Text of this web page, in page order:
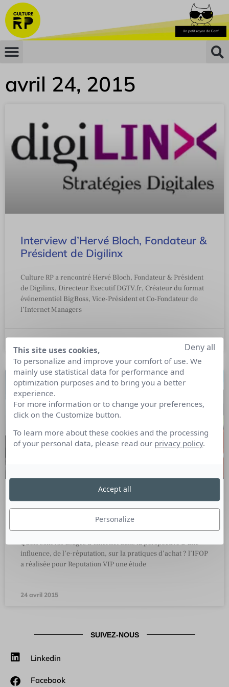
avril 24, 2015
Interview d’Hervé Bloch, Fondateur &
Président de Digilinx
Culture RP a rencontré Hervé Bloch, Fondateur & Président
de Digilinx, Directeur Executif DGTV.fr, Créateur du format
événementiel BigBoss, Vice-Président et Co-Fondateur de
l’Internet Managers
Infographie : l’influence de l’e-
réputation sur l’acte d’achat
Quels sont vos usages d’Internet dans la perspective d’une
influence, de l’e-réputation, sur la pratiques d’achat ? l’IFOP
a réalisée pour Reputation VIP une étude
24 avril 2015
SUIVEZ-NOUS
Linkedin
Facebook
This site uses cookies,
To personalize and improve your comfort of use. We
mainly use statistical data for performance and
optimization purposes and to bring you a better
experience.
For more information or to change your preferences,
click on the Customize button.
To learn more about these cookies and the processing
of your personal data, please read our privacy policy.
Personalize
Deny all
Accept all